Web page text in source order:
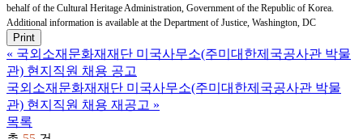
behalf of the Cultural Heritage Administration, Government of the Republic of Korea.
Additional information is available at the Department of Justice, Washington, DC
Print
« 국외소재문화재재단 미국사무소(주미대한제국공사관 박물
관) 현지직원 채용 공고
국외소재문화재재단 미국사무소(주미대한제국공사관 박물
관) 현지직원 채용 재공고 »
목록